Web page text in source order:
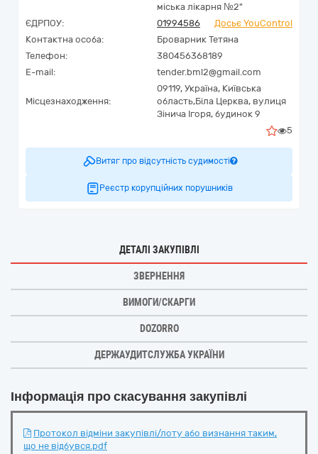
міська лікарня №2"
ЄДРПОУ:
01994586
Досьє YouControl
Контактна особа:
Броварник Тетяна
Телефон:
380456368189
E-mail:
tender.bml2@gmail.com
Місцезнаходження:
09119, Україна, Київська
область,Біла Церква, вулиця
Зінича Ігоря, будинок 9
5
Витяг про відсутність судимості
Реєстр корупційних порушників
ДЕТАЛІ ЗАКУПІВЛІ
ЗВЕРНЕННЯ
ВИМОГИ/СКАРГИ
DOZORRO
ДЕРЖАУДИТСЛУЖБА УКРАЇНИ
Інформація про скасування закупівлі
Протокол відміни закупівлі/лоту або визнання таким,
що не відбувся.pdf